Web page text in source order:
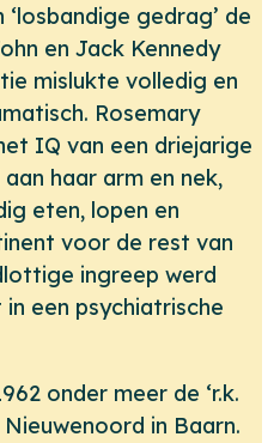
‘losbandige gedrag’ de
en Jack Kennedy
mislukte volledig en
Rosemary
IQ van een driejarige
haar arm en nek,
eten, lopen en
voor de rest van
ingreep werd
een psychiatrische
onder meer de ‘r.k.
in Baarn.